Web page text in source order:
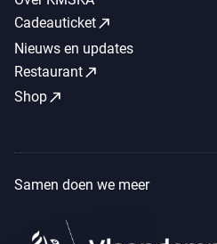
Cadeauticketcall_made
Nieuws en updates
Restaurantcall_made
Shopcall_made
Samen doen we meer